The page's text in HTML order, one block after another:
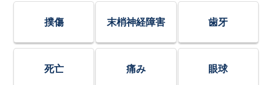
撲傷 末梢神経障害 歯牙
死亡 痛み 眼球